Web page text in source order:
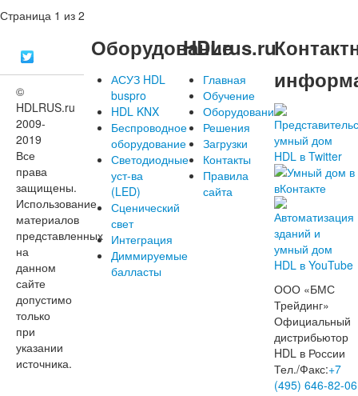
Страница 1 из 2
©
HDLRUS.ru
2009-
2019
Все
права
защищены.
Использование
материалов
представленных
на
данном
сайте
допустимо
только
при
указании
источника.
Оборудование
АСУЗ HDL
buspro
HDL KNX
Беспроводное
оборудование
Светодиодные
уст-ва
(LED)
Сценический
свет
Интеграция
Диммируемые
балласты
HDLrus.ru
Главная
Обучение
Оборудование
Решения
Загрузки
Контакты
Правила
сайта
ООО «БМС
Трейдинг»
Официальный
дистрибьютор
HDL в России
Тел./Факс:+7
(495) 646-82-06